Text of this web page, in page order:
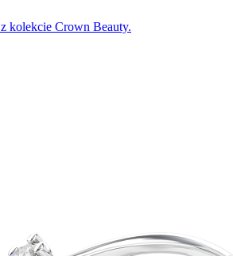
kolekcie Crown Beauty.